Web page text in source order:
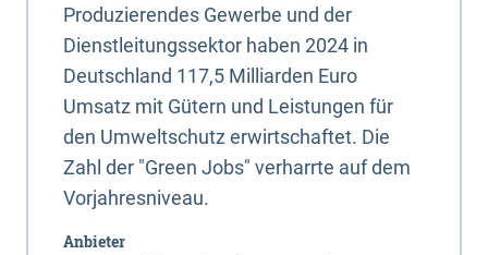
Produzierendes Gewerbe und der
Dienstleitungssektor haben 2024 in
Deutschland 117,5 Milliarden Euro
Umsatz mit Gütern und Leistungen für
den Umweltschutz erwirtschaftet. Die
Zahl der "Green Jobs" verharrte auf dem
Vorjahresniveau.
Anbieter